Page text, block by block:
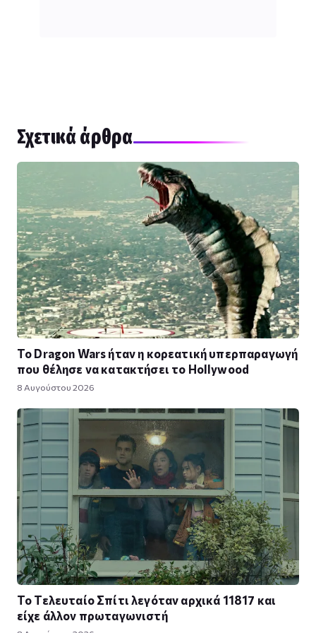
Σχετικά άρθρα
Το Dragon Wars ήταν η κορεατική υπερπαραγωγή
που θέλησε να κατακτήσει το Hollywood
8 Αυγούστου 2026
Το Τελευταίο Σπίτι λεγόταν αρχικά 11817 και
είχε άλλον πρωταγωνιστή